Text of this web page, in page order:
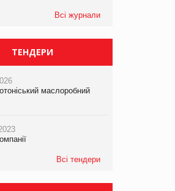
Всі журнали
ТЕНДЕРИ
маслоробний
Всі тендери